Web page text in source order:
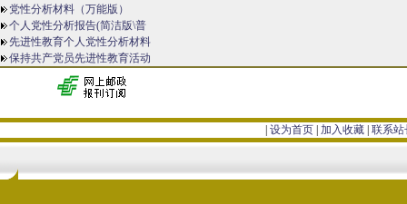
党性分析材料（万能版）
个人党性分析报告(简洁版\普
先进性教育个人党性分析材料
保持共产党员先进性教育活动
设为首页| 加入收藏| 联系站